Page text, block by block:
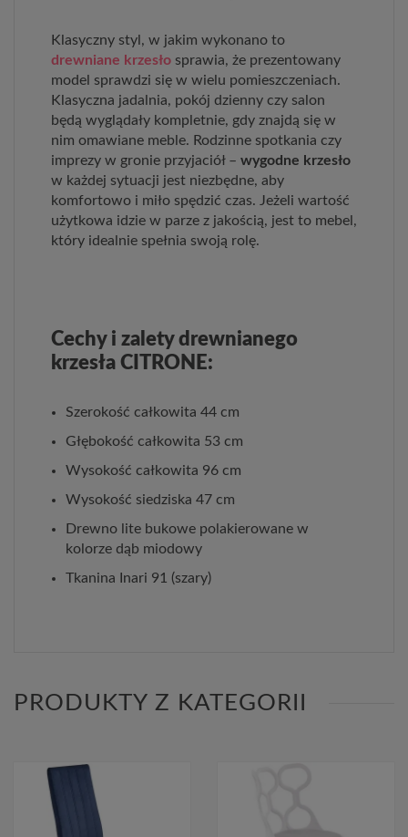
Klasyczny styl, w jakim wykonano to
drewniane krzesło sprawia, że prezentowany
model sprawdzi się w wielu pomieszczeniach.
Klasyczna jadalnia, pokój dzienny czy salon
będą wyglądały kompletnie, gdy znajdą się w
nim omawiane meble. Rodzinne spotkania czy
imprezy w gronie przyjaciół – wygodne krzesło
w każdej sytuacji jest niezbędne, aby
komfortowo i miło spędzić czas. Jeżeli wartość
użytkowa idzie w parze z jakością, jest to mebel,
który idealnie spełnia swoją rolę.
Cechy i zalety drewnianego
krzesła CITRONE:
Szerokość całkowita 44 cm
Głębokość całkowita 53 cm
Wysokość całkowita 96 cm
Wysokość siedziska 47 cm
Drewno lite bukowe polakierowane w
kolorze dąb miodowy
Tkanina Inari 91 (szary)
PRODUKTY Z KATEGORII